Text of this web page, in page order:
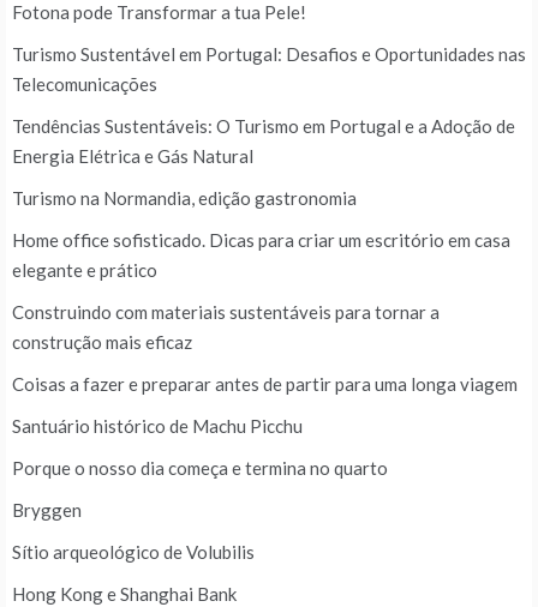
Fotona pode Transformar a tua Pele!
Turismo Sustentável em Portugal: Desafios e Oportunidades nas
Telecomunicações
Tendências Sustentáveis: O Turismo em Portugal e a Adoção de
Energia Elétrica e Gás Natural
Turismo na Normandia, edição gastronomia
Home office sofisticado. Dicas para criar um escritório em casa
elegante e prático
Construindo com materiais sustentáveis para tornar a
construção mais eficaz
Coisas a fazer e preparar antes de partir para uma longa viagem
Santuário histórico de Machu Picchu
Porque o nosso dia começa e termina no quarto
Bryggen
Sítio arqueológico de Volubilis
Hong Kong e Shanghai Bank